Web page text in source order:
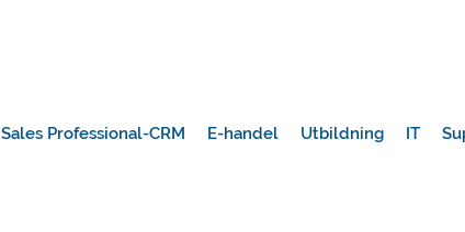
Sales Professional-CRM E-handel Utbildning IT